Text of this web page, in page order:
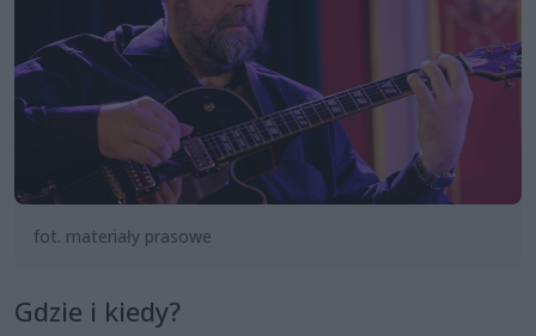
fot. materiały prasowe
Gdzie i kiedy?